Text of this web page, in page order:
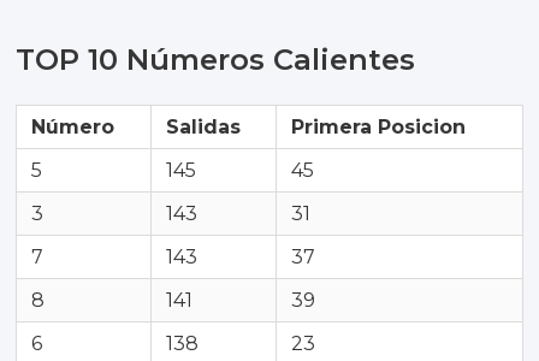
TOP 10 Números Calientes
Número Salidas
Primera Posicion
5
145
45
3
143
31
7
143
37
8
141
39
6
138
23